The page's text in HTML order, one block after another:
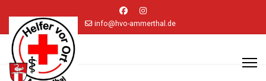
info@hvo-ammerthal.de